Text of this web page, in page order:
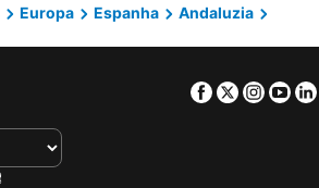
Quesada, Andaluzia Hotéis
Agua Amarga, Andaluzia Hotéis
Hotéis
La Carlota, Andaluzia Hotéis
Hotéis
Europa Espanha
Andaluzia
Facebook
Twitter